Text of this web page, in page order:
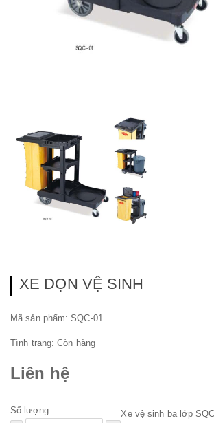
XE DỌN VỆ SINH
Mã sản phẩm: SQC-01
Tình trạng:Còn hàng
Liên hệ
Số lượng:
Xe vệ sinh ba lớp